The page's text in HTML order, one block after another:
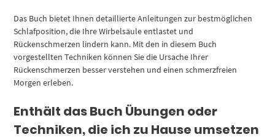
Das Buch bietet Ihnen detaillierte Anleitungen zur bestmöglichen
Schlafposition, die Ihre Wirbelsäule entlastet und
Rückenschmerzen lindern kann. Mit den in diesem Buch
vorgestellten Techniken können Sie die Ursache Ihrer
Rückenschmerzen besser verstehen und einen schmerzfreien
Morgen erleben.
Enthält das Buch Übungen oder
Techniken, die ich zu Hause umsetzen